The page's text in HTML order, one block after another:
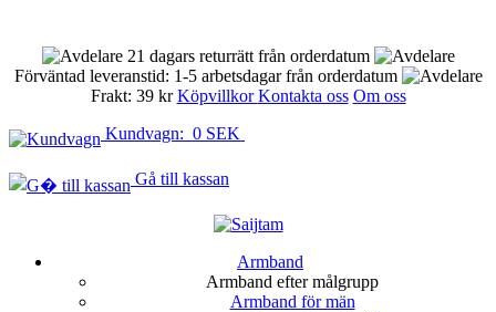
21 dagars returrätt från orderdatum
Förväntad leveranstid: 1-5 arbetsdagar från orderdatum
Frakt: 39 krKöpvillkorKontakta oss Om oss
Kundvagn: 0 SEK
Gå till kassan
Armband
Armband efter målgrupp
Armband för män